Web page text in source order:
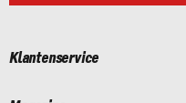
Klantenservice